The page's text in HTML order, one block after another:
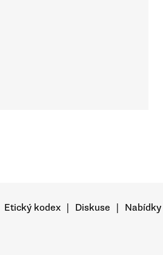
Etický kodex Diskuse